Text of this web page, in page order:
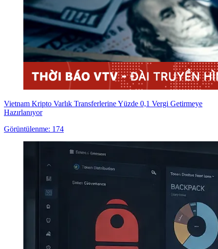
Vietnam Kripto Varlık Transferlerine Yüzde 0,1 Vergi Getirmeye
Hazırlanıyor
Görüntülenme: 174